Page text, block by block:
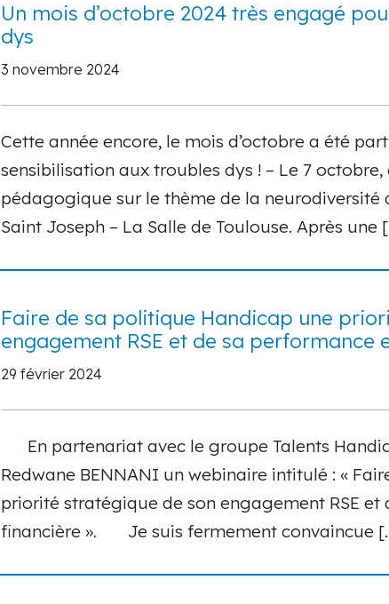
Un mois d’octobre 2024 très engagé
dys
3 novembre 2024
Cette année encore, le mois d’octobre a été
sensibilisation aux troubles dys ! – Le 7
pédagogique sur le thème de la neurodiversité
Saint Joseph – La Salle de Toulouse. Après une
Faire de sa politique Handicap une
engagement RSE et de sa performance
29 février 2024
En partenariat avec le groupe Talents
Redwane BENNANI un webinaire intitulé : «
priorité stratégique de son engagement RSE
financière ». Je suis fermement convaincue